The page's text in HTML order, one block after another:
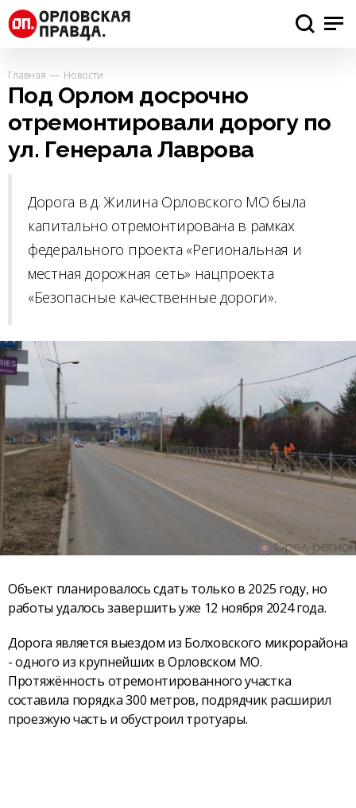
Главная Новости
Под Орлом досрочно
отремонтировали дорогу по
ул. Генерала Лаврова
Дорога в д. Жилина Орловского МО была
капитально отремонтирована в рамках
федерального проекта «Региональная и
местная дорожная сеть» нацпроекта
«Безопасные качественные дороги».
Объект планировалось сдать только в 2025 году, но
работы удалось завершить уже 12 ноября 2024 года.
Дорога является выездом из Болховского микрорайона
- одного из крупнейших в Орловском МО.
Протяжённость отремонтированного участка
составила порядка 300 метров, подрядчик расширил
проезжую часть и обустроил тротуары.